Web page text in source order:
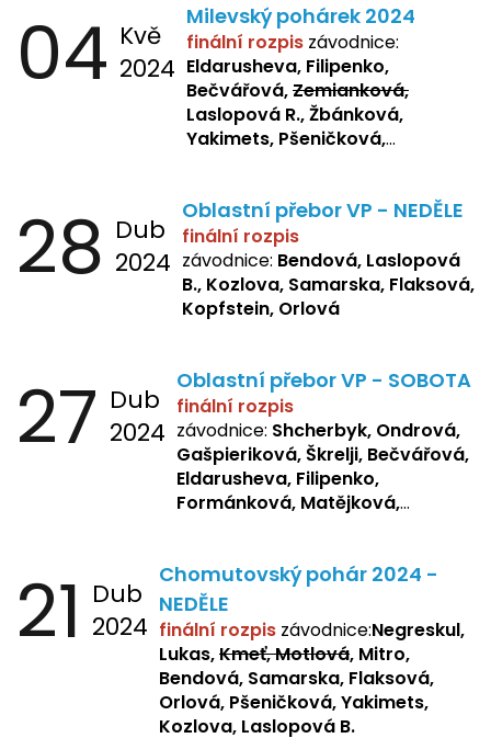
04 Kvě
2024
Milevský pohárek 2024
finální rozpis závodnice:
Eldarusheva, Filipenko,
Bečvářová,Zemianková,
Laslopová R., Žbánková,
Yakimets, Pšeničková,
28 Dub
2024
Oblastní přebor VP - NEDĚLE
finální rozpis
závodnice: Bendová, Laslopová
B., Kozlova, Samarska, Flaksová,
Kopfstein, Orlová
27 Dub
2024
Oblastní přebor VP - SOBOTA
finální rozpis
závodnice: Shcherbyk, Ondrová,
Gašpieriková, Škrelji, Bečvářová,
Eldarusheva, Filipenko,
Formánková, Matějková,
Sochorová, Repetska, Lukas,
Negreskul, Mitro
21 Dub
2024
Chomutovský pohár 2024 -
NEDĚLE
finální rozpis závodnice:Negreskul,
Lukas,Kmeť, Motlová, Mitro,
Bendová, Samarska, Flaksová,
Orlová, Pšeničková, Yakimets,
Kozlova, Laslopová B.